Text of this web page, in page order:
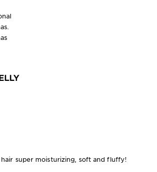
super moisturizing, soft and fluffy!